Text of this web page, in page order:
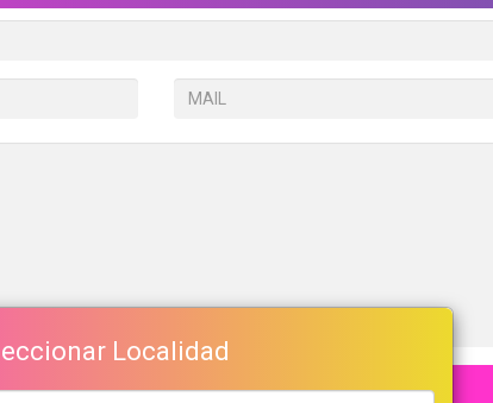
ENVIA TU MENSAJE!
Localidad